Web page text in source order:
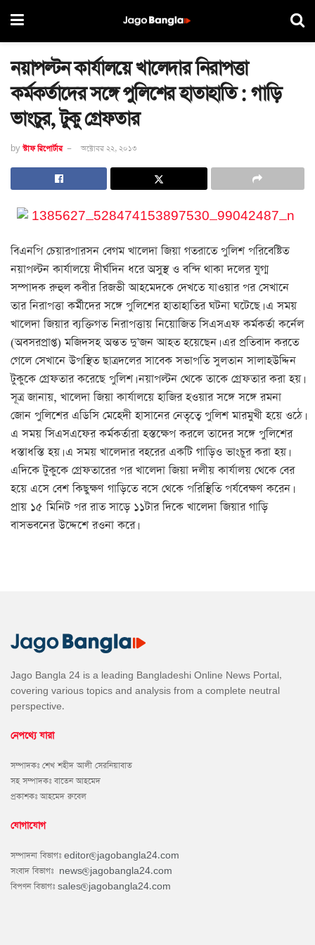
নয়াপল্টন কার্যালয়ে খালেদার নিরাপত্তা
কর্মকর্তাদের সঙ্গে পুলিশের হাতাহাতি : গাড়ি
ভাংচুর, টুকু গ্রেফতার
by স্টাফ রিপোর্টার অক্টোবর ২২, ২০১৩
বিএনপি চেয়ারপারসন বেগম খালেদা জিয়া গতরাতে পুলিশ পরিবেষ্টিত
নয়াপল্টন কার্যালয়ে দীর্ঘদিন ধরে অসুস্থ ও বন্দি থাকা দলের যুগ্ম
সম্পাদক রুহুল কবীর রিজভী আহমেদকে দেখতে যাওয়ার পর সেখানে
তার নিরাপত্তা কর্মীদের সঙ্গে পুলিশের হাতাহাতির ঘটনা ঘটেছে। এ সময়
খালেদা জিয়ার ব্যক্তিগত নিরাপত্তায় নিয়োজিত সিএসএফ কর্মকর্তা কর্নেল
(অবসরপ্রাপ্ত) মজিদসহ অন্তত দু’জন আহত হয়েছেন। এর প্রতিবাদ করতে
গেলে সেখানে উপস্থিত ছাত্রদলের সাবেক সভাপতি সুলতান সালাহউদ্দিন
টুকুকে গ্রেফতার করেছে পুলিশ। নয়াপল্টন থেকে তাকে গ্রেফতার করা হয়।
সূত্র জানায়, খালেদা জিয়া কার্যালয়ে হাজির হওয়ার সঙ্গে সঙ্গে রমনা
জোন পুলিশের এডিসি মেহেদী হাসানের নেতৃত্বে পুলিশ মারমুখী হয়ে ওঠে।
এ সময় সিএসএফের কর্মকর্তারা হস্তক্ষেপ করলে তাদের সঙ্গে পুলিশের
ধস্তাধস্তি হয়। এ সময় খালেদার বহরের একটি গাড়িও ভাংচুর করা হয়।
এদিকে টুকুকে গ্রেফতারের পর খালেদা জিয়া দলীয় কার্যালয় থেকে বের
হয়ে এসে বেশ কিছুক্ষণ গাড়িতে বসে থেকে পরিস্থিতি পর্যবেক্ষণ করেন।
প্রায় ১৫ মিনিট পর রাত সাড়ে ১১টার দিকে খালেদা জিয়ার গাড়ি
বাসভবনের উদ্দেশে রওনা করে।
Jago Bangla 24 is a leading Bangladeshi Online News Portal,
covering various topics and analysis from a complete neutral
perspective.
নেপথ্যে যারা
সম্পাদকঃ শেখ শহীদ আলী সেরনিয়াবাত
সহ সম্পাদকঃ বাতেন আহমেদ
প্রকাশকঃ আহমেদ রুবেল
যোগাযোগ
সম্পাদনা বিভাগঃ editor@jagobangla24.com
সংবাদ বিভাগঃ news@jagobangla24.com
বিপণন বিভাগঃ sales@jagobangla24.com